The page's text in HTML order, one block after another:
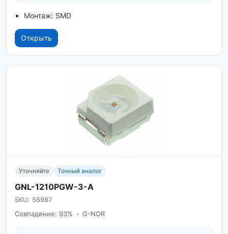
Монтаж: SMD
Открыть
Уточняйте Точный аналог
GNL-1210PGW-3-A
SKU: 56987
Совпадение: 93% • G-NOR